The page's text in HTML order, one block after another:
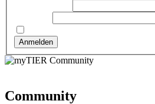
Anmelden
Community